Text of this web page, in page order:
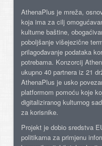
AthenaPlus je mreža,
koja ima za cilj
kulturne baštine,
poboljšanje višejezične
prilagođavanje podataka
potrebama. Konzorcij
ukupno 40 partnera iz 21
AthenaPlus je usko
platformom pomoću koje
digitaliziranog kulturnog
za korisnike.
Projekt je dobio sredstva
politikama za primjenu